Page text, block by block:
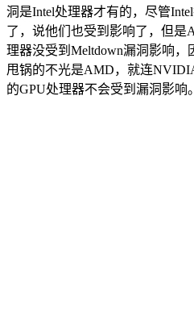
洞是Intel处理器才有的，尽管
了，说他们也受到影响了，但是
理器没受到Meltdown漏洞影响
甩锅的不光是AMD，就连
的GPU处理器不会受到漏洞影响。